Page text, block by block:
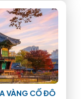
VÀNG CỐ ĐÔ